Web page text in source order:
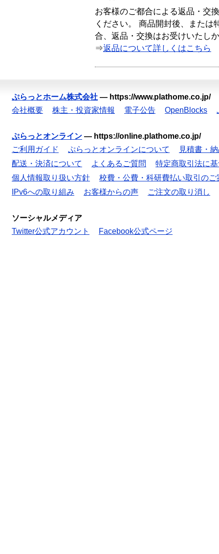
お客様のご都合による返品・交
ください。 商品開封後、または
合、返品・交換はお受けいたし
⇒返品について詳しくはこちら
ぷらっとホーム株式会社 — https://www.plathome.co.jp/
会社概要
株主・投資家情報 電子公告 OpenBlocks
ぷらっとオンライン — https://online.plathome.co.jp/
ご利用ガイド
ぷらっとオンラインについて
見積書・
配送・決済について
よくあるご質問
特定商取引法に
個人情報取り扱い方針
校費・公費・科研費払い取引のご
IPv6への取り組み
お客様からの声 ご注文の取り消し
ソーシャルメディア
Twitter公式アカウント
Facebook公式ページ